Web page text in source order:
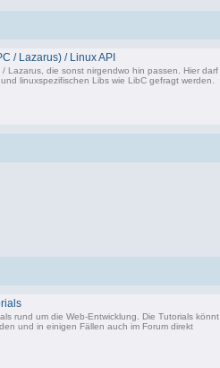
/ Lazarus) / Linux API
/ Lazarus, die sonst nirgendwo hin passen. Hier darf
linuxspezifischen Libs wie LibC gefragt werden.
rund um die Web-Entwicklung. Die Tutorials könnt
und in einigen Fällen auch im Forum direkt